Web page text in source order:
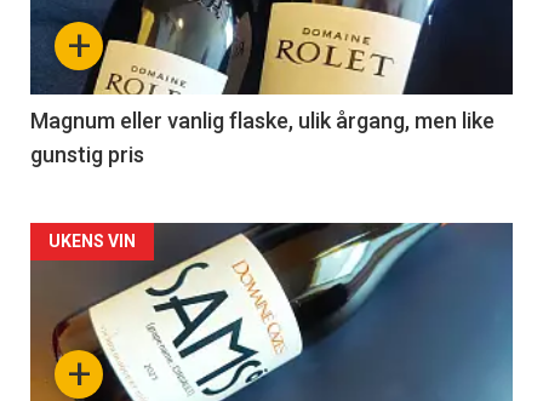
nå
3
+
Magnum eller vanlig flaske, ulik årgang, men like
gunstig pris
Forsiden
akkurat
nå+
UKENS VIN